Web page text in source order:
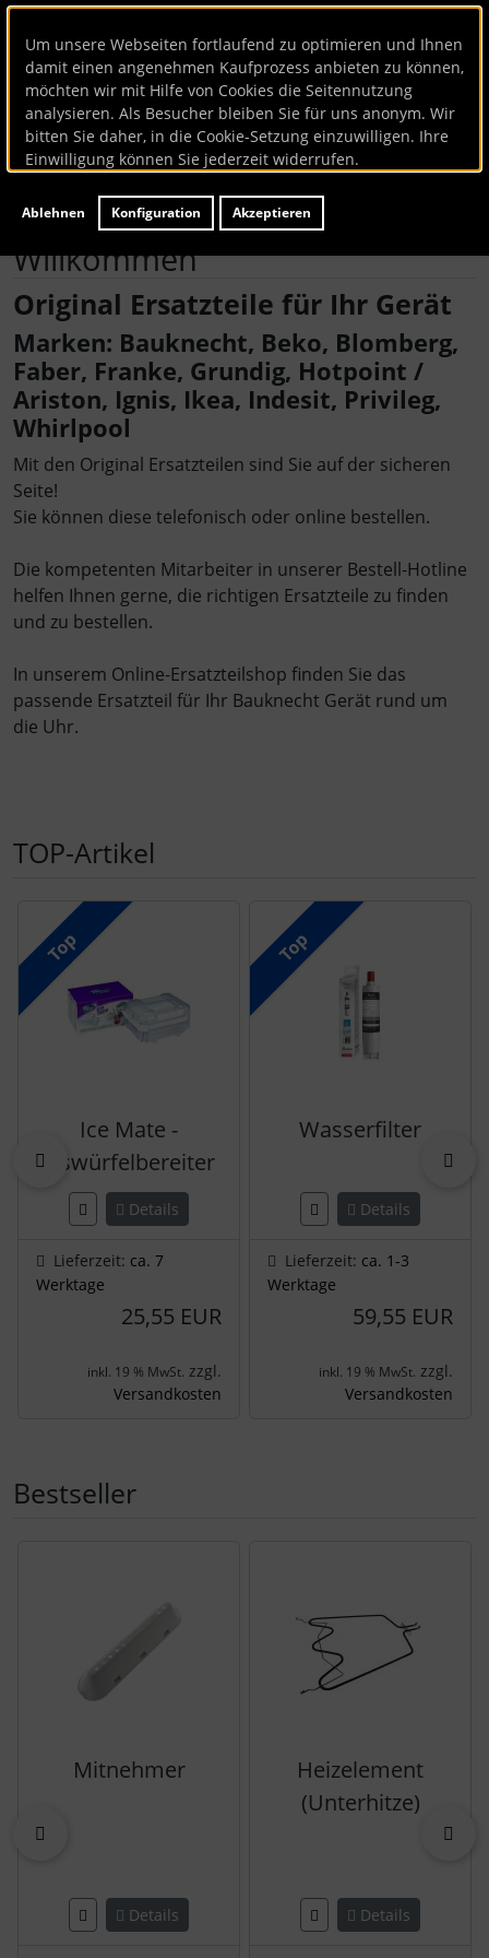
Willkommen
Original Ersatzteile für Ihr Gerät
Marken: Bauknecht, Beko, Blomberg,
Faber, Franke, Grundig, Hotpoint /
Ariston, Ignis, Ikea, Indesit, Privileg,
Whirlpool
Mit den Original Ersatzteilen sind Sie auf der sicheren
Seite!
Sie können diese telefonisch oder online bestellen.
Die kompetenten Mitarbeiter in unserer Bestell-Hotline
helfen Ihnen gerne, die richtigen Ersatzteile zu finden
und zu bestellen.
In unserem Online-Ersatzteilshop finden Sie das
passende Ersatzteil für Ihr Bauknecht Gerät rund um
die Uhr.
TOP-Artikel
Es folgt ein Produktslider - navigieren Sie mit der Tab-
zurück
Top
Ice Mate -
Eiswürfelbereiter
Details
Lieferzeit: ca. 7
Werktage
25,55 EUR
inkl. 19 % MwSt. zzgl.
Versandkosten
Top
Wasserfilter
Details
Lieferzeit: ca. 1-3
Werktage
59,55 EUR
inkl. 19 % MwSt. zzgl.
Versandkosten
Bestseller
Mitnehmer
Details
Heizelement
(Unterhitze)
Details
Um unsere Webseiten fortlaufend zu optimieren und Ihnen
damit einen angenehmen Kaufprozess anbieten zu können,
möchten wir mit Hilfe von Cookies die Seitennutzung
analysieren. Als Besucher bleiben Sie für uns anonym. Wir
bitten Sie daher, in die Cookie-Setzung einzuwilligen. Ihre
Einwilligung können Sie jederzeit widerrufen.
Akzeptieren
Ablehnen Konfiguration